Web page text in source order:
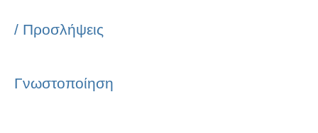
/ Προσλήψεις
Γνωστοποίηση